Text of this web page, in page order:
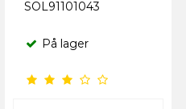
SOL91101043
På lager